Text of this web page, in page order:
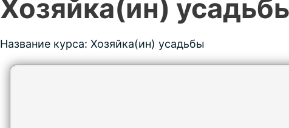
Хозяйка(ин)
Название курса: Хозяйка(ин) усадьбы